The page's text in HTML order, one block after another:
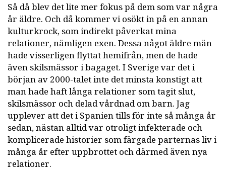
Så då blev det lite mer fokus på dem som var några
år äldre. Och då kommer vi osökt in på en annan
kulturkrock, som indirekt påverkat mina
relationer, nämligen exen. Dessa något äldre män
hade visserligen flyttat hemifrån, men de hade
även skilsmässor i bagaget. I Sverige var det i
början av 2000-talet inte det minsta konstigt att
man hade haft långa relationer som tagit slut,
skilsmässor och delad vårdnad om barn. Jag
upplever att det i Spanien tills för inte så många år
sedan, nästan alltid var otroligt infekterade och
komplicerade historier som färgade parternas liv i
många år efter uppbrottet och därmed även nya
relationer.